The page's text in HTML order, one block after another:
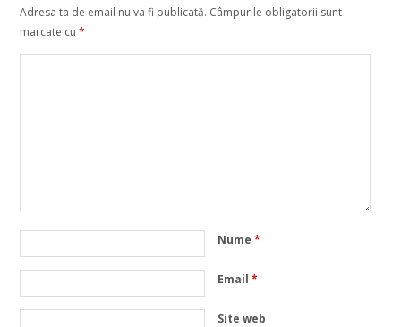
Adresa ta de email nu va fi publicată. Câmpurile obligatorii sunt
marcate cu *
Nume *
Email *
Site web